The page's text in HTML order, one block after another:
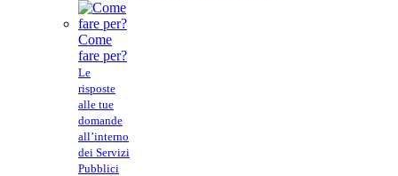
Come
fare per?
Le
risposte
alle tue
domande
all’interno
dei Servizi
Pubblici